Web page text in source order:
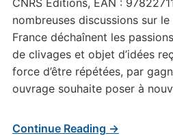
CNRS Éditions, EAN :
nombreuses discussions sur
France déchaînent les
de clivages et objet d’idées
force d’être répétées, par
ouvrage souhaite poser à
Continue Reading →